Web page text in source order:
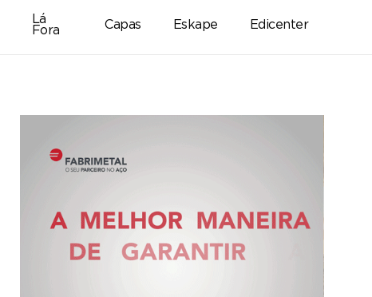
Lá
Fora
Capas Eskape Edicenter